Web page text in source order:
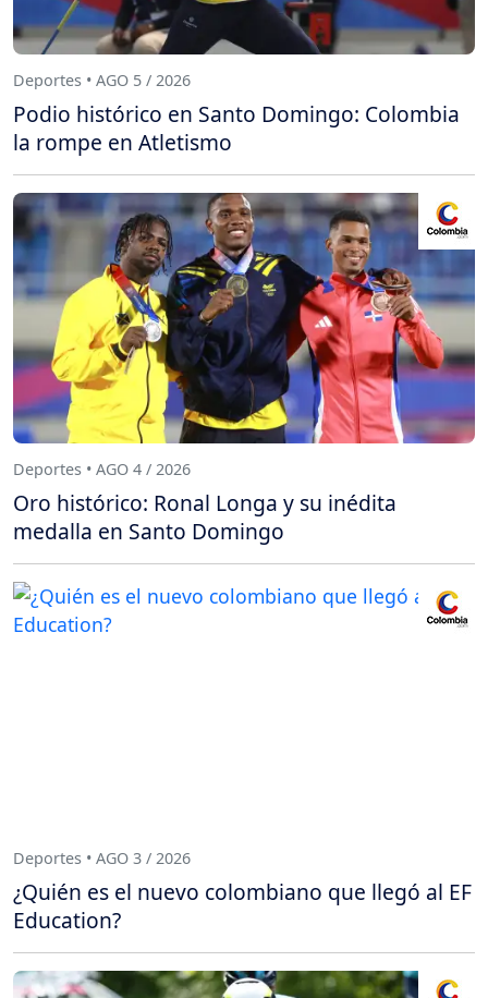
Deportes • AGO 5 / 2026
Podio histórico en Santo Domingo: Colombia
la rompe en Atletismo
Deportes • AGO 4 / 2026
Oro histórico: Ronal Longa y su inédita
medalla en Santo Domingo
Deportes • AGO 3 / 2026
¿Quién es el nuevo colombiano que llegó al EF
Education?